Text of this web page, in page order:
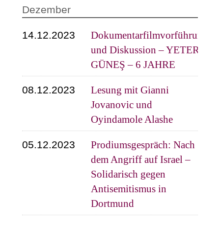
Dezember
14.12.2023
Dokumentarfilmvorführung
und Diskussion – YETER
GÜNEŞ – 6 JAHRE
08.12.2023
Lesung mit Gianni
Jovanovic und
Oyindamole Alashe
05.12.2023
Prodiumsgespräch: Nach
dem Angriff auf Israel –
Solidarisch gegen
Antisemitismus in
Dortmund